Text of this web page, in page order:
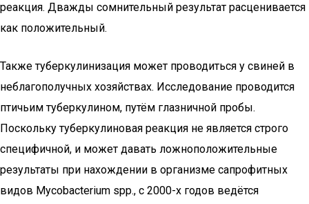
реакция. Дважды сомнительный результат расценивается
как положительный.
Также туберкулинизация может проводиться у свиней в
неблагополучных хозяйствах. Исследование проводится
птичьим туберкулином, путём глазничной пробы.
Поскольку туберкулиновая реакция не является строго
специфичной, и может давать ложноположительные
результаты при нахождении в организме сапрофитных
видов Mycobacterium spp., с 2000-х годов ведётся